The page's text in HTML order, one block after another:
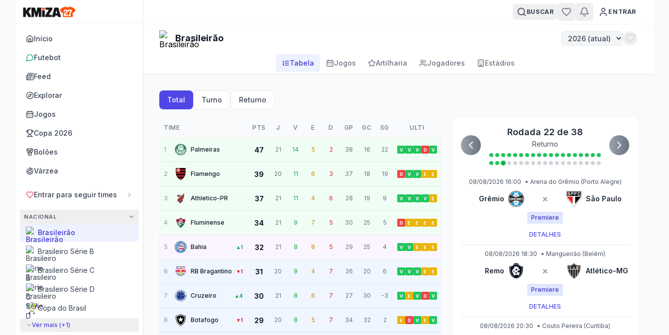
Início
Futebot
Feed
Explorar
Jogos
Copa 2026
Bolões
Várzea
Entrar para seguir times
NACIONAL
Brasileirão
Brasileiro Série B
Brasileiro Série C
Brasileiro Série D
Copa do Brasil
Ver mais (+1)
BUSCAR ENTRAR
Brasileirão
Tabela Jogos Artilharia Jogadores Estádios
Total Turno Returno
TIME PTS J V E D GP GC SG ULTI
1 Palmeiras 47 21 14 5 2 38 16 22 V V V D V
2 Flamengo 39 20 11 6 3 37 18 19 D V V E E
3 Athletico-PR 37 21 11 4 6 28 19 9 V V V V E
4 Fluminense 34 21 9 7 5 30 25 5 D E E E E
5 Bahia ▲1 32 21 8 8 5 29 25 4 V V E E E
6 RB Bragantino ▼1 31 20 9 4 7 26 20 6 V V V E E
7 Cruzeiro ▲4 30 21 8 6 7 27 30 -3 V E V D V
8 Botafogo ▼1 29 20 8 5 7 34 32 2 E D V E V
Rodada 22 de 38
Returno
08/08/2026 16:00 • Arena do Grêmio (Porto Alegre)
Grêmio × São Paulo
Premiere
DETALHES
08/08/2026 18:30 • Mangueirão (Belém)
Remo × Atlético-MG
Premiere
DETALHES
08/08/2026 20:30 • Couto Pereira (Curitiba)